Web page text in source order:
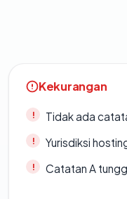
Kekurangan
Tidak ada
Yurisdiksi
Catatan A